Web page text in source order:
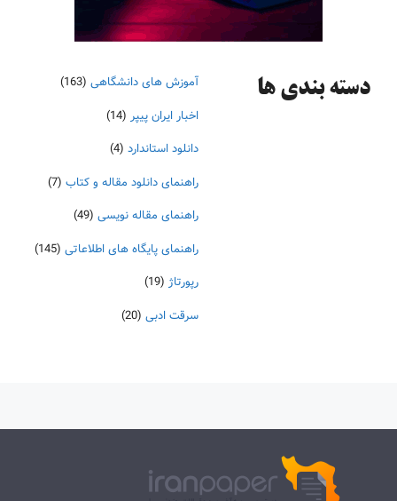
دسته‌ بندی ها آموزش های دانشگاهی (163)
اخبار ایران پیپر (14)
دانلود استاندارد (4)
راهنمای دانلود مقاله و کتاب (7)
راهنمای مقاله نویسی (49)
راهنمای پایگاه های اطلاعاتی (145)
رپورتاژ (19)
سرقت ادبی (20)